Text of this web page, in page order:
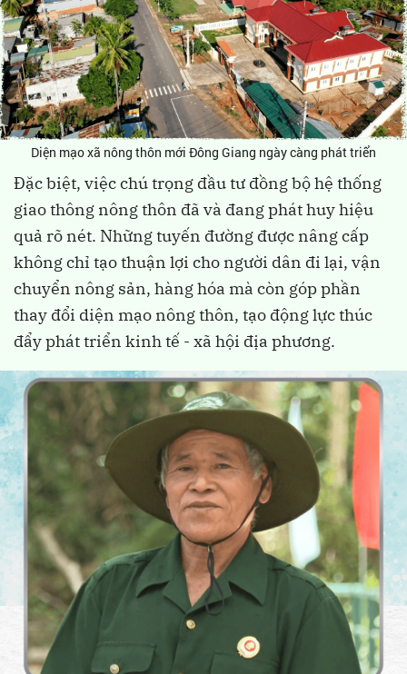
Diện mạo xã nông thôn mới Đông Giang ngày càng phát triển
Đặc biệt, việc chú trọng đầu tư đồng bộ hệ thống
giao thông nông thôn đã và đang phát huy hiệu
quả rõ nét. Những tuyến đường được nâng cấp
không chỉ tạo thuận lợi cho người dân đi lại, vận
chuyển nông sản, hàng hóa mà còn góp phần
thay đổi diện mạo nông thôn, tạo động lực thúc
đẩy phát triển kinh tế - xã hội địa phương.